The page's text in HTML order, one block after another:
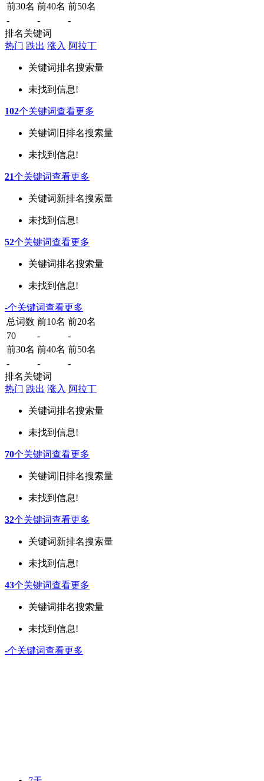
前30名 前40名 前50名
-
-
-
排名关键词
热门 跌出 涨入 阿拉丁
关键词排名搜索量
未找到信息!
102个关键词查看更多
关键词 旧排名搜索量
未找到信息!
21个关键词查看更多
关键词新排名搜索量
未找到信息!
52个关键词查看更多
关键词排名搜索量
未找到信息!
-个关键词查看更多
总词数 前10名 前20名
70
-
-
前30名 前40名 前50名
-
-
-
排名关键词
热门 跌出 涨入 阿拉丁
关键词排名搜索量
未找到信息!
70个关键词查看更多
关键词 旧排名搜索量
未找到信息!
32个关键词查看更多
关键词新排名搜索量
未找到信息!
43个关键词查看更多
关键词排名搜索量
未找到信息!
-个关键词查看更多